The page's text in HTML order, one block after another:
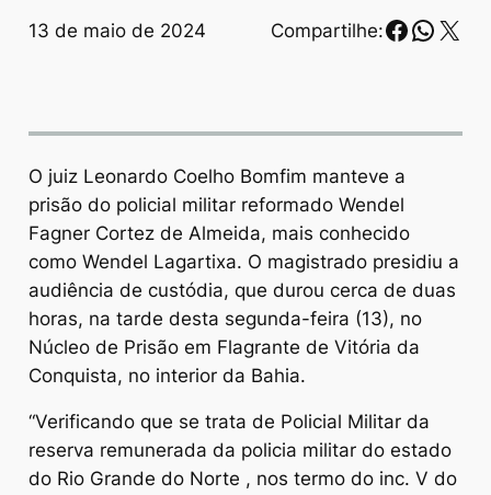
13 de maio de 2024 Compartilhe: X
O juiz Leonardo Coelho Bomfim manteve a
prisão do policial militar reformado Wendel
Fagner Cortez de Almeida, mais conhecido
como Wendel Lagartixa. O magistrado presidiu a
audiência de custódia, que durou cerca de duas
horas, na tarde desta segunda-feira (13), no
Núcleo de Prisão em Flagrante de Vitória da
Conquista, no interior da Bahia.
“Verificando que se trata de Policial Militar da
reserva remunerada da policia militar do estado
do Rio Grande do Norte , nos termo do inc. V do